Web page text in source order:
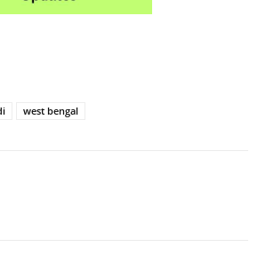
west bengal